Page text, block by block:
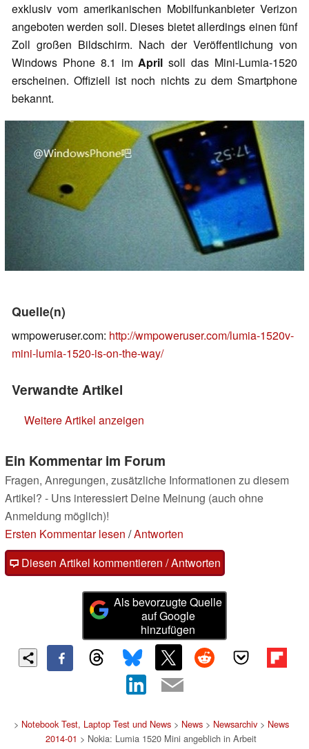
exklusiv vom amerikanischen Mobilfunkanbieter Verizon
angeboten werden soll. Dieses bietet allerdings einen fünf
Zoll großen Bildschirm. Nach der Veröffentlichung von
Windows Phone 8.1 imApril soll das Mini-Lumia-1520
erscheinen. Offiziell ist noch nichts zu dem Smartphone
bekannt.
Quelle(n)
wmpoweruser.com: http://wmpoweruser.com/lumia-1520v-
mini-lumia-1520-is-on-the-way/
Verwandte Artikel
Weitere Artikel anzeigen
Ein Kommentar im Forum
Fragen, Anregungen, zusätzliche Informationen zu diesem
Artikel? - Uns interessiert Deine Meinung (auch ohne
Anmeldung möglich)!
Ersten Kommentar lesen /Antworten
Diesen Artikel kommentieren / Antworten
Als bevorzugte Quelle
auf Google
hinzufügen
> Notebook Test, Laptop Test und News> News> Newsarchiv> News
2014-01 > Nokia: Lumia 1520 Mini angeblich in Arbeit